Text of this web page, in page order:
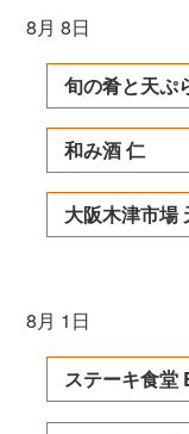
8月 8日
旬の肴と天ぷ
和み酒 仁
大阪木津市場
8月 1日
ステーキ食堂